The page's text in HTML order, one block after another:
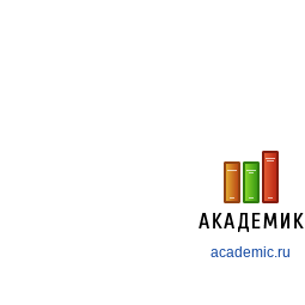
academic.ru